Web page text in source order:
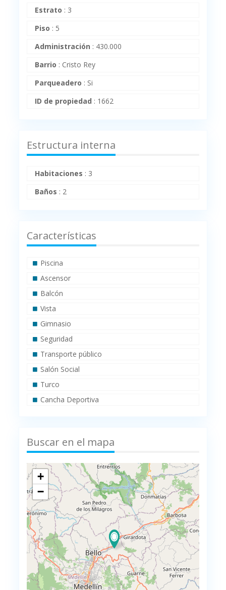
Estrato : 3
Piso : 5
Administración : 430.000
Barrio : Cristo Rey
Parqueadero : Si
ID de propiedad : 1662
Estructura interna
Habitaciones : 3
Baños : 2
Características
Piscina
Ascensor
Balcón
Vista
Gimnasio
Seguridad
Transporte público
Salón Social
Turco
Cancha Deportiva
Buscar en el mapa
+
−